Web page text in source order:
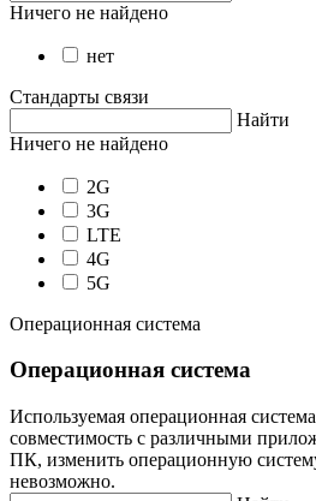
Ничего не найдено
нет
Стандарты связи
Найти
Ничего не найдено
2G
3G
LTE
4G
5G
Операционная система
Операционная система
Используемая операционная
совместимость с различными
ПК, изменить операционную
невозможно.